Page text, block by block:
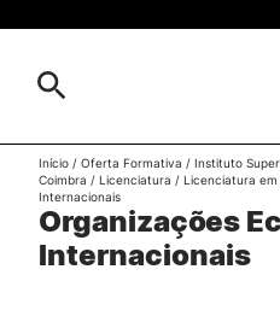
Sobre
Estudar
Pesquisa
Organizações
Internacionais
Início / Oferta Formativa / Instituto
Coimbra / Licenciatura / Licenciatura em
Internacionais